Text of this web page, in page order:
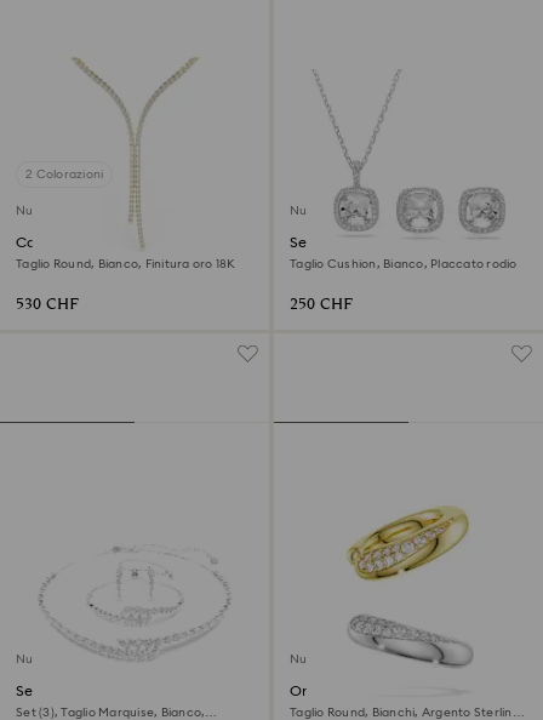
2 Colorazioni
Nuovo
Collana a Y Matrix
Taglio Round, Bianco, Finitura oro 18K
530 CHF
Nuovo
Set Una Angelic
Taglio Cushion, Bianco, Placcato rodio
250 CHF
Nuovo
Set Mesmera
Set (3), Taglio Marquise, Bianco,
Nuovo
Orecchini ear cuff Swarovski
Classica
Taglio Round, Bianchi, Argento Sterling,